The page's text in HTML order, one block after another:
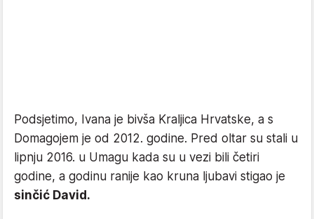
Podsjetimo, Ivana je bivša Kraljica Hrvatske, a s
Domagojem je od 2012. godine. Pred oltar su stali u
lipnju 2016. u Umagu kada su u vezi bili četiri
godine, a godinu ranije kao kruna ljubavi stigao je
sinčić David.